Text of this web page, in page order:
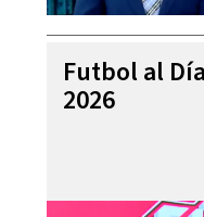
Futbol al
2026